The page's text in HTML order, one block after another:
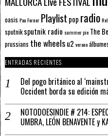
oasis Pau Forner Playlist pop radio
sputnik sputnik radio summer pie The
prussians the wheelsu2 verano
ENTRADAS RECIENTES
Del pogo británico al
Occident borda su edición
NOTODOESINDIE # 214:
UMBRA, LEÓN BENAVENTE y